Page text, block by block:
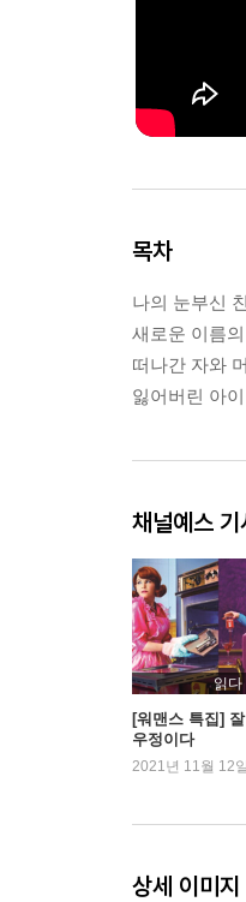
목차
나의 눈부신
새로운 이름
떠나간 자와
잃어버린 아
채널예스 기
읽다
[워맨스 특집]
우정이다
2021년 11월 12일
상세 이미지